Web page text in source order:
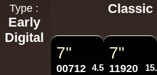
Type :
Early
Digital
Classic
7"
00712 4.50€
7"
11920